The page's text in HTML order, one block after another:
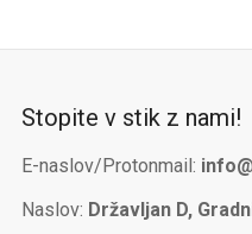
Stopite v stik z nami!
E-naslov/Protonmail:
Naslov: Državljan D,